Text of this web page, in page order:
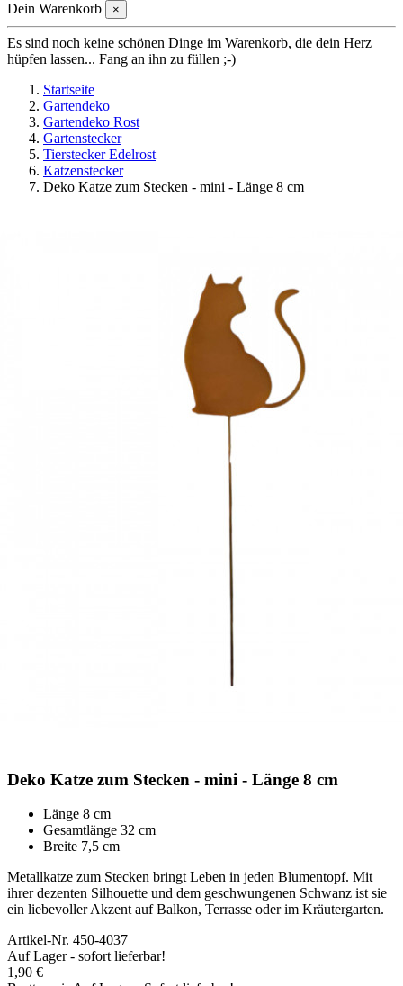
Dein Warenkorb
×
Es sind noch keine schönen Dinge im Warenkorb, die dein Herz
hüpfen lassen... Fang an ihn zu füllen ;-)
Startseite
Gartendeko
Gartendeko Rost
Gartenstecker
Tierstecker Edelrost
Katzenstecker
Deko Katze zum Stecken - mini - Länge 8 cm
Deko Katze zum Stecken - mini - Länge 8 cm
Länge 8 cm
Gesamtlänge 32 cm
Breite 7,5 cm
Metallkatze zum Stecken bringt Leben in jeden Blumentopf. Mit
ihrer dezenten Silhouette und dem geschwungenen Schwanz ist sie
ein liebevoller Akzent auf Balkon, Terrasse oder im Kräutergarten.
Artikel-Nr. 450-4037
Auf Lager - sofort lieferbar!
1,90 €